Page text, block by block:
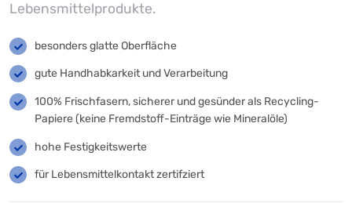
Lebensmittelprodukte.
besonders glatte Oberfläche
gute Handhabkarkeit und Verarbeitung
100% Frischfasern, sicherer und gesünder als Recycling-
Papiere (keine Fremdstoff-Einträge wie Mineralöle)
hohe Festigkeitswerte
für Lebensmittelkontakt zertifziert